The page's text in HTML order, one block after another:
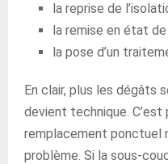
la reprise de
la remise en état
la pose d’un
En clair, plus les dégâts
devient technique. C’est
remplacement ponctuel
problème. Si la sous-